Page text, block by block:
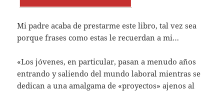
Mi padre acaba de prestarme este libro, tal vez sea
porque frases como estas le recuerdan a mi…
«Los jóvenes, en particular, pasan a menudo años
entrando y saliendo del mundo laboral mientras se
dedican a una amalgama de «proyectos» ajenos al